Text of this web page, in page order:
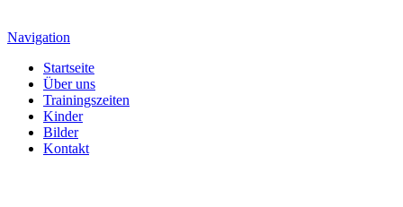
Navigation
Startseite
Über uns
Trainingszeiten
Kinder
Bilder
Kontakt